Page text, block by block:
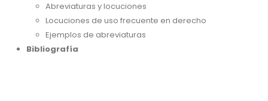
Abreviaturas y locuciones
Locuciones de uso frecuente en derecho
Ejemplos de abreviaturas
Bibliografía